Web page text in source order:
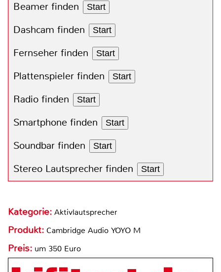
Beamer finden Start
Dashcam finden Start
Fernseher finden Start
Plattenspieler finden Start
Radio finden Start
Smartphone finden Start
Soundbar finden Start
Stereo Lautsprecher finden Start
Kategorie: Aktivlautsprecher
Produkt: Cambridge Audio YOYO M
Preis: um 350 Euro